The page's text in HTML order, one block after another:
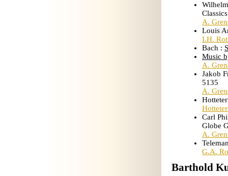
A.
Louis
I.H.
Bach :
Music
A.
Jakob
5135
A.
Carl
Globe
A.
G.A.
Barthold